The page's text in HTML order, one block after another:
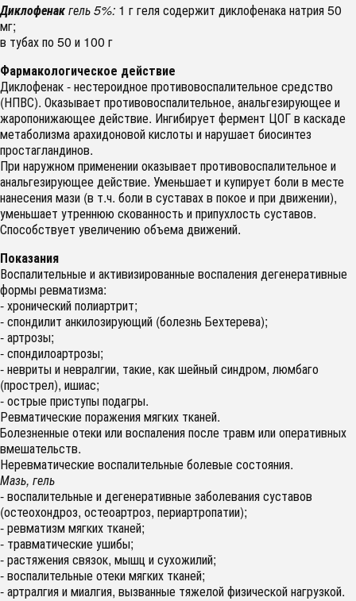
Диклофенакгель 5%: 1 г геля содержит диклофенака натрия 50
мг;
в тубах по 50 и 100 г
Фармакологическое действие
Диклофенак - нестероидное противовоспалительное средство
(НПВС). Оказывает противовоспалительное, анальгезирующее и
жаропонижающее действие. Ингибирует фермент ЦОГ в каскаде
метаболизма арахидоновой кислоты и нарушает биосинтез
простагландинов.
При наружном применении оказывает противовоспалительное и
анальгезирующее действие. Уменьшает и купирует боли в месте
нанесения мази (в т.ч. боли в суставах в покое и при движении),
уменьшает утреннюю скованность и припухлость суставов.
Способствует увеличению объема движений.
Показания
Воспалительные и активизированные воспаления дегенеративные
формы ревматизма:
- хронический полиартрит;
- спондилит анкилозирующий (болезнь Бехтерева);
- артрозы;
- спондилоартрозы;
- невриты и невралгии, такие, как шейный синдром, люмбаго
(прострел), ишиас;
- острые приступы подагры.
Ревматические поражения мягких тканей.
Болезненные отеки или воспаления после травм или оперативных
вмешательств.
Неревматические воспалительные болевые состояния.
Мазь, гель
- воспалительные и дегенеративные заболевания суставов
(остеохондроз, остеоартроз, периартропатии);
- ревматизм мягких тканей;
- травматические ушибы;
- растяжения связок, мышц и сухожилий;
- воспалительные отеки мягких тканей;
- артралгия и миалгия, вызванные тяжелой физической нагрузкой.